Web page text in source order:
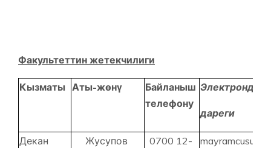
Факультеттин жетекчилиги
Кызматы Аты-жөнү
Байланыш
телефону
Электрондук
дареги
Декан
Жусупов
0700 12-